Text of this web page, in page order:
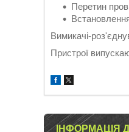
Перетин
Вимикачі-
Пристрої
ІНФОРМАЦІЯ